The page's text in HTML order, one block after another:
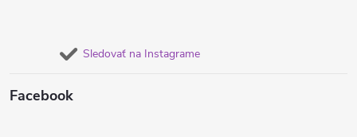
Sledovať na Instagrame
Facebook